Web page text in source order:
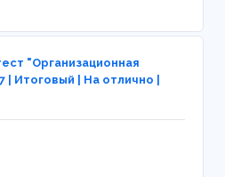
"Организационная
| Итоговый | На отлично |